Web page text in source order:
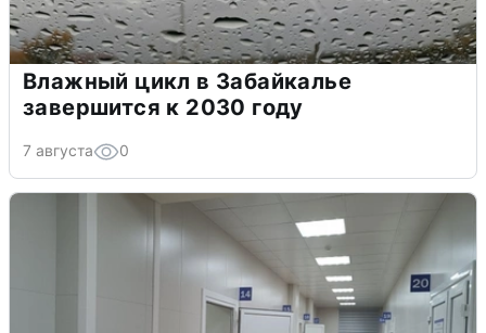
Влажный цикл в Забайкалье
завершится к 2030 году
7 августа 0